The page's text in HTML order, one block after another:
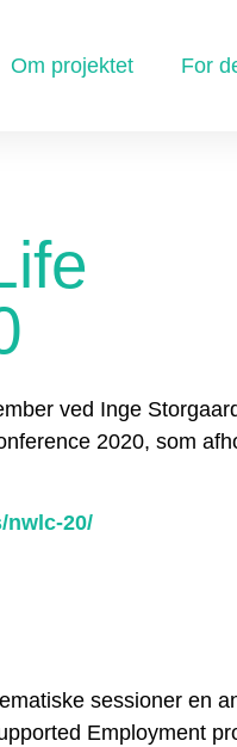
Om projektet For
ved Inge
2020, som
nwlc-20/
sessioner en
Employment